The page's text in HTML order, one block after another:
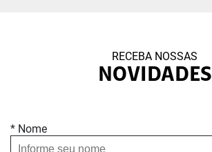
RECEBA NOSSAS
NOVIDADES
* Nome